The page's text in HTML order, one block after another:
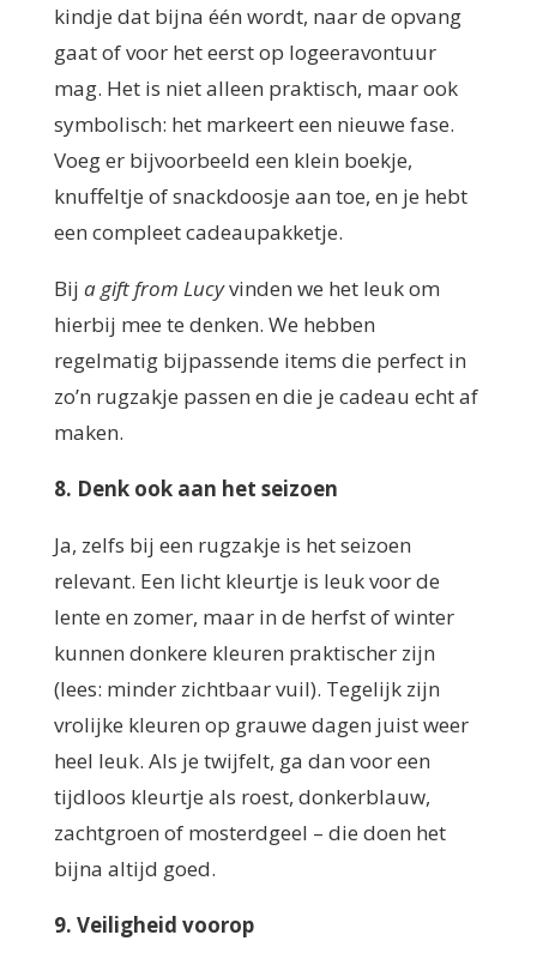
kindje dat bijna één wordt, naar de opvang
gaat of voor het eerst op logeeravontuur
mag. Het is niet alleen praktisch, maar ook
symbolisch: het markeert een nieuwe fase.
Voeg er bijvoorbeeld een klein boekje,
knuffeltje of snackdoosje aan toe, en je hebt
een compleet cadeaupakketje.
Bij a gift from Lucyvinden we het leuk om
hierbij mee te denken. We hebben
regelmatig bijpassende items die perfect in
zo’n rugzakje passen en die je cadeau echt af
maken.
8. Denk ook aan het seizoen
Ja, zelfs bij een rugzakje is het seizoen
relevant. Een licht kleurtje is leuk voor de
lente en zomer, maar in de herfst of winter
kunnen donkere kleuren praktischer zijn
(lees: minder zichtbaar vuil). Tegelijk zijn
vrolijke kleuren op grauwe dagen juist weer
heel leuk. Als je twijfelt, ga dan voor een
tijdloos kleurtje als roest, donkerblauw,
zachtgroen of mosterdgeel – die doen het
bijna altijd goed.
9. Veiligheid voorop